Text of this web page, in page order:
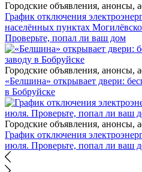
Городские объявления, анонсы,
График отключения
населённых пунктах
Проверьте, попал ли ваш дом
Городские объявления, анонсы,
«Белшина» открывает двери:
в Бобруйске
Городские объявления, анонсы,
График отключения
июля. Проверьте, попал ли ваш